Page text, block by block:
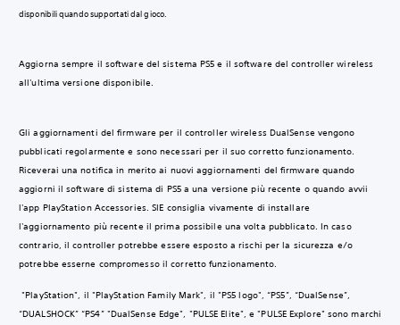
disponibili quando supportati dal gioco.
Aggiorna sempre il software del sistema PS5 e il software del controller wireless
all'ultima versione disponibile.
Gli aggiornamenti del firmware per il controller wireless DualSense vengono
pubblicati regolarmente e sono necessari per il suo corretto funzionamento.
Riceverai una notifica in merito ai nuovi aggiornamenti del firmware quando
aggiorni il software di sistema di PS5 a una versione più recente o quando avvii
l'app PlayStation Accessories. SIE consiglia vivamente di installare
l'aggiornamento più recente il prima possibile una volta pubblicato. In caso
contrario, il controller potrebbe essere esposto a rischi per la sicurezza e/o
potrebbe esserne compromesso il corretto funzionamento.
"PlayStation", il "PlayStation Family Mark", il "PS5 logo", “PS5”, “DualSense”,
“DUALSHOCK” “PS4” "DualSense Edge", "PULSE Elite", e "PULSE Explore" sono marchi